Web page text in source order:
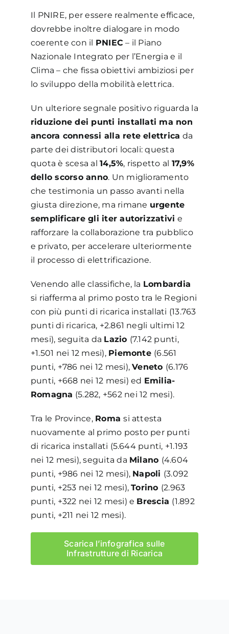
Il PNIRE, per essere realmente efficace,
dovrebbe inoltre dialogare in modo
coerente con il PNIEC – il Piano
Nazionale Integrato per l’Energia e il
Clima – che fissa obiettivi ambiziosi per
lo sviluppo della mobilità elettrica.
Un ulteriore segnale positivo riguarda la
riduzione dei punti installati ma non
ancora connessi alla rete elettrica da
parte dei distributori locali: questa
quota è scesa al14,5%, rispetto al 17,9%
dello scorso anno. Un miglioramento
che testimonia un passo avanti nella
giusta direzione, ma rimane urgente
semplificare gli iter autorizzativi e
rafforzare la collaborazione tra pubblico
e privato, per accelerare ulteriormente
il processo di elettrificazione.
Venendo alle classifiche, la Lombardia
si riafferma al primo posto tra le Regioni
con più punti di ricarica installati (13.763
punti di ricarica, +2.861 negli ultimi 12
mesi), seguita da Lazio (7.142 punti,
+1.501 nei 12 mesi), Piemonte (6.561
punti, +786 nei 12 mesi),Veneto (6.176
punti, +668 nei 12 mesi) ed Emilia-
Romagna (5.282, +562 nei 12 mesi).
Tra le Province, Romasi attesta
nuovamente al primo posto per punti
di ricarica installati (5.644 punti, +1.193
nei 12 mesi), seguita da Milano (4.604
punti, +986 nei 12 mesi), Napoli (3.092
punti, +253 nei 12 mesi),Torino (2.963
punti, +322 nei 12 mesi) e Brescia (1.892
punti, +211 nei 12 mesi).
Scarica l’infografica sulle
Infrastrutture di Ricarica